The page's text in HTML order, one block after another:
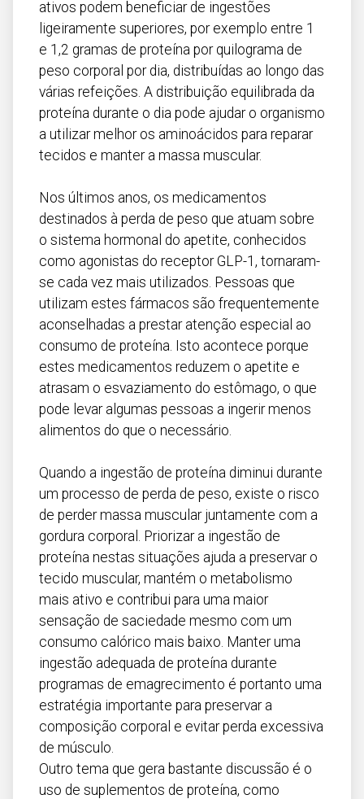
ativos podem beneficiar de ingestões
ligeiramente superiores, por exemplo entre 1
e 1,2 gramas de proteína por quilograma de
peso corporal por dia, distribuídas ao longo das
várias refeições. A distribuição equilibrada da
proteína durante o dia pode ajudar o organismo
a utilizar melhor os aminoácidos para reparar
tecidos e manter a massa muscular.
Nos últimos anos, os medicamentos
destinados à perda de peso que atuam sobre
o sistema hormonal do apetite, conhecidos
como agonistas do receptor GLP-1, tornaram-
se cada vez mais utilizados. Pessoas que
utilizam estes fármacos são frequentemente
aconselhadas a prestar atenção especial ao
consumo de proteína. Isto acontece porque
estes medicamentos reduzem o apetite e
atrasam o esvaziamento do estômago, o que
pode levar algumas pessoas a ingerir menos
alimentos do que o necessário.
Quando a ingestão de proteína diminui durante
um processo de perda de peso, existe o risco
de perder massa muscular juntamente com a
gordura corporal. Priorizar a ingestão de
proteína nestas situações ajuda a preservar o
tecido muscular, mantém o metabolismo
mais ativo e contribui para uma maior
sensação de saciedade mesmo com um
consumo calórico mais baixo. Manter uma
ingestão adequada de proteína durante
programas de emagrecimento é portanto uma
estratégia importante para preservar a
composição corporal e evitar perda excessiva
de músculo.
Outro tema que gera bastante discussão é o
uso de suplementos de proteína, como